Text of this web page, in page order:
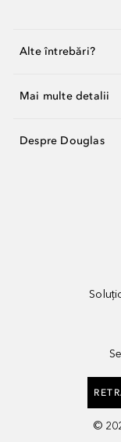
Alte întrebări?
Mai multe detalii
Despre Douglas
©